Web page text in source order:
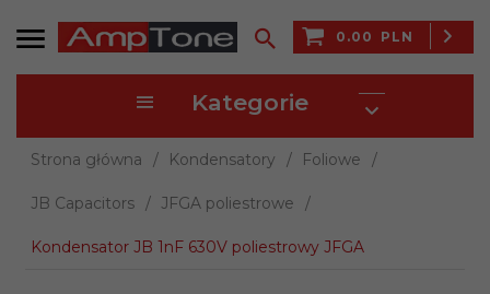
0.00 PLN
Kategorie
Strona główna Kondensatory Foliowe
JB Capacitors JFGA poliestrowe
Kondensator JB 1nF 630V poliestrowy JFGA